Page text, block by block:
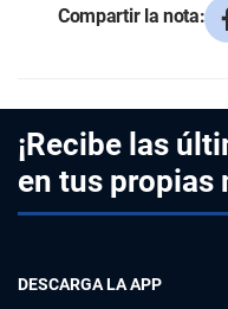
Compartir la nota:
¡Recibe las
en tus propias
DESCARGA LA APP